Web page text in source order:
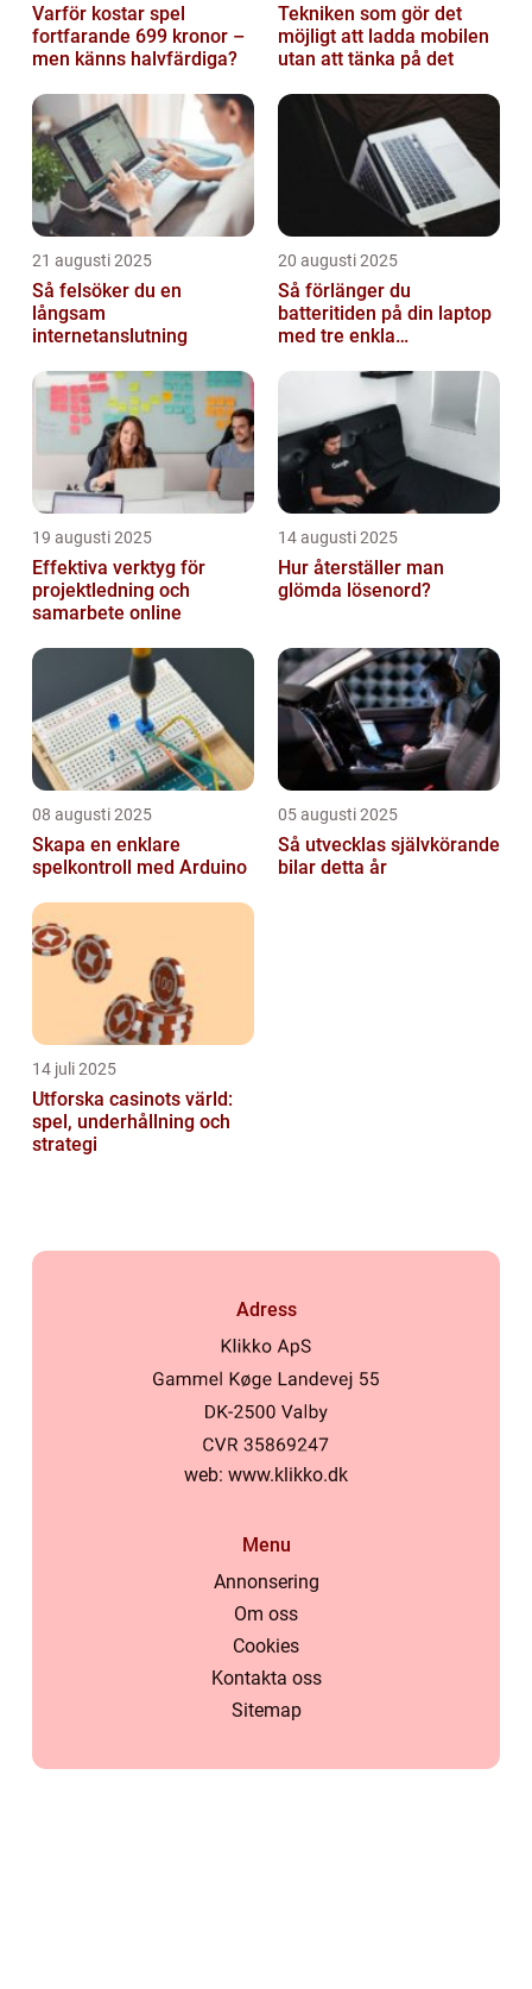
Varför kostar spel
fortfarande 699 kronor –
men känns halvfärdiga?
Tekniken som gör det
möjligt att ladda mobilen
utan att tänka på det
21 augusti 2025
Så felsöker du en
långsam
internetanslutning
20 augusti 2025
Så förlänger du
batteritiden på din laptop
med tre enkla
19 augusti 2025
Effektiva verktyg för
projektledning och
samarbete online
14 augusti 2025
Hur återställer man
glömda lösenord?
08 augusti 2025
Skapa en enklare
spelkontroll med Arduino
05 augusti 2025
Så utvecklas självkörande
bilar detta år
14 juli 2025
Utforska casinots värld:
spel, underhållning och
strategi
Adress
web: www.klikko.dk
Menu
Annonsering
Om oss
Cookies
Kontakta oss
Sitemap